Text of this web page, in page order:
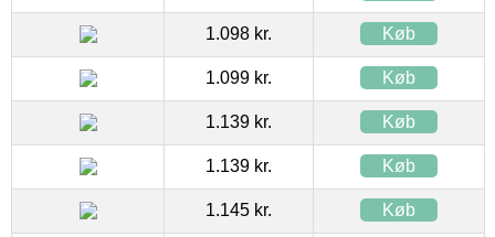
1.098 kr. Køb
1.099 kr. Køb
1.139 kr. Køb
1.139 kr. Køb
1.145 kr. Køb